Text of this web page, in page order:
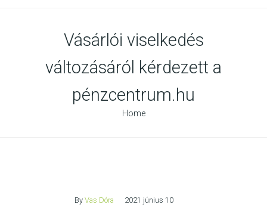
Vásárlói viselkedés
változásáról kérdezett a
pénzcentrum.hu
Home
By Vas Dóra 2021 június 10